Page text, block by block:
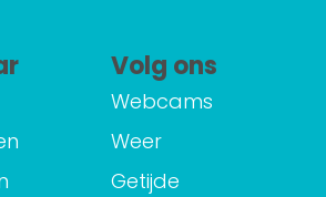
Volg ons
Webcams
Weer
Getijde